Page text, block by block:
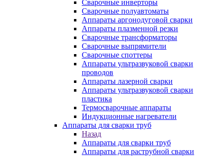
Сварочные инверторы
Сварочные полуавтоматы
Аппараты аргонодуговой сварки
Аппараты плазменной резки
Сварочные трансформаторы
Сварочные выпрямители
Сварочные споттеры
Аппараты ультразвуковой сварки
проводов
Аппараты лазерной сварки
Аппараты ультразвуковой сварки
пластика
Термосварочные аппараты
Индукционные нагреватели
Аппараты для сварки труб
Назад
Аппараты для сварки труб
Аппараты для раструбной сварки